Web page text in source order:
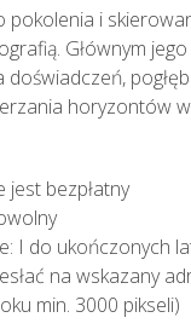
pokolenia i
Głównym
horyzontów
jest bezpłatny
I do ukończonych
na wskazany
min. 3000 pikseli)